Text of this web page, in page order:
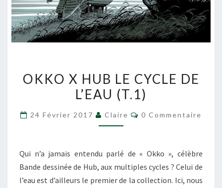
HUB
CYCLE
L’EAU
OKKO X HUB LE CYCLE DE
L’EAU (T.1)
24 Février 2017 Claire Commentaires
0 Commentaire
Qui n’a jamais entendu parlé de « Okko », célèbre
Bande dessinée de Hub, aux multiples cycles ? Celui de
l’eau est d’ailleurs le premier de la collection. Ici, nous